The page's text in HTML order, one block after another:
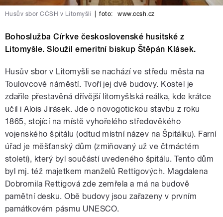
Husův sbor CČSH v Litomyšli foto: www.ccsh.cz
Bohoslužba Církve československé husitské z
Litomyšle. Sloužil emeritní biskup Štěpán Klásek.
Husův sbor v Litomyšli se nachází ve středu města na
Toulovcově náměstí. Tvoří jej dvě budovy. Kostel je
zdařile přestavěná dřívější litomyšlská reálka, kde krátce
učil i Alois Jirásek. Jde o novogotickou stavbu z roku
1865, stojící na místě vyhořelého středověkého
vojenského špitálu (odtud místní název na Špitálku). Farní
úřad je měšťanský dům (zmiňovaný už ve čtrnáctém
století), který byl součástí uvedeného špitálu. Tento dům
byl mj. též majetkem manželů Rettigových. Magdalena
Dobromila Rettigová zde zemřela a má na budově
pamětní desku. Obě budovy jsou zařazeny v prvním
památkovém pásmu UNESCO.